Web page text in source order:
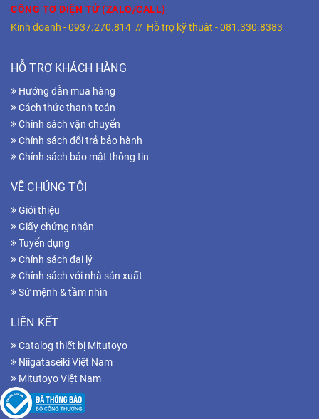
CÔNG TƠ ĐIỆN TỬ (ZALO/CALL)
Kinh doanh -0937.270.814 // Hỗ trợ kỹ thuật -081.330.8383
HỖ TRỢ KHÁCH HÀNG
Hướng dẫn mua hàng
Cách thức thanh toán
Chính sách vận chuyển
Chính sách đổi trả bảo hành
Chính sách bảo mật thông tin
VỀ CHÚNG TÔI
Giới thiệu
Giấy chứng nhận
Tuyển dụng
Chính sách đại lý
Chính sách với nhà sản xuất
Sứ mệnh & tầm nhìn
LIÊN KẾT
Catalog thiết bị Mitutoyo
Niigataseiki Việt Nam
Mitutoyo Việt Nam